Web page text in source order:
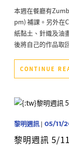
本週在餐廳有
pm) 補課。另外在
紙黏土、針織及油
後將自己的作品取
CONTINUE
黎明週訊| 05/11/
黎明週訊 5/